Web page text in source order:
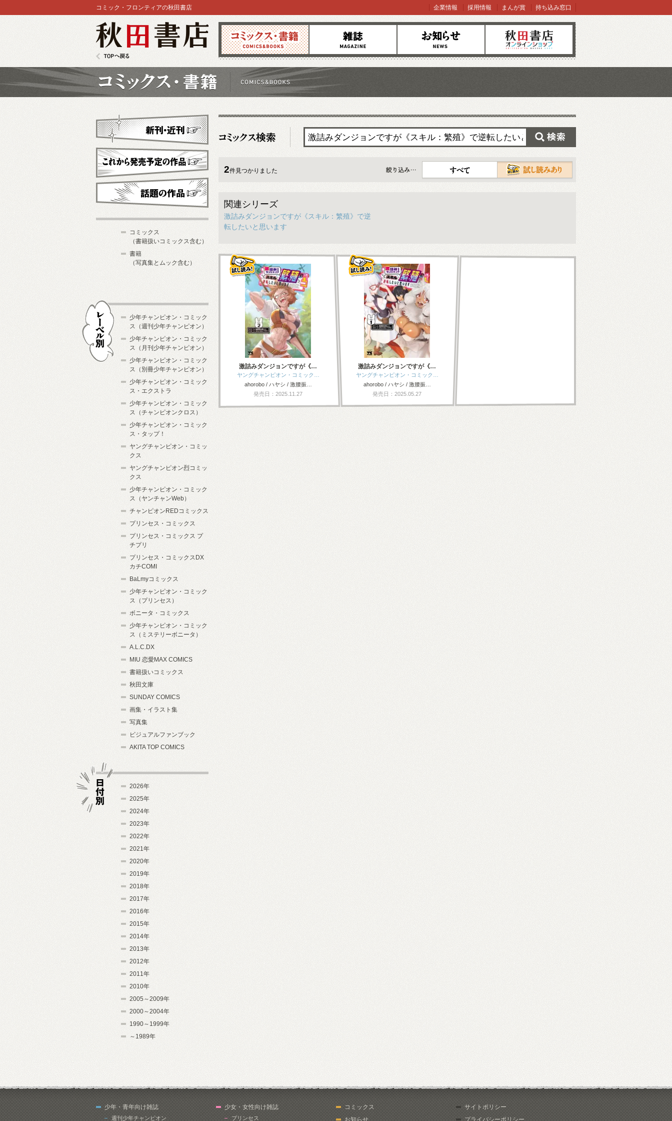
コミックス 雑誌 お知らせ オンラインショップ
コミック・フロンティアの秋田書店 企業情報 採用情報 まんが賞 持ち込み窓口
2件見つかりました
すべて
関連シリーズ
激詰みダンジョンですが《スキル：繁殖》で逆
転したいと思います
激詰みダンジョンですが《…
ヤングチャンピオン・コミック…
ahorobo / ハヤシ / 激腰振…
発売日：2025.11.27
激詰みダンジョンですが《…
ヤングチャンピオン・コミック…
ahorobo / ハヤシ / 激腰振…
発売日：2025.05.27
新刊・近刊
これから発売予定
コミックス
（書籍扱いコミックス含む）
書籍
（写真集とムック含む）
少年チャンピオン・コミック
ス（週刊少年チャンピオン）
少年チャンピオン・コミック
ス（月刊少年チャンピオン）
少年チャンピオン・コミック
ス（別冊少年チャンピオン）
少年チャンピオン・コミック
ス・エクストラ
少年チャンピオン・コミック
ス（チャンピオンクロス）
少年チャンピオン・コミック
ス・タップ！
ヤングチャンピオン・コミッ
クス
ヤングチャンピオン烈コミッ
クス
少年チャンピオン・コミック
ス（ヤンチャンWeb）
チャンピオンREDコミックス
プリンセス・コミックス
プリンセス・コミックス プ
チプリ
プリンセス・コミックスDX
カチCOMI
BaLmyコミックス
少年チャンピオン・コミック
ス（プリンセス）
ボニータ・コミックス
少年チャンピオン・コミック
ス（ミステリーボニータ）
A.L.C.DX
MIU 恋愛MAX COMICS
書籍扱いコミックス
秋田文庫
SUNDAY COMICS
画集・イラスト集
写真集
ビジュアルファンブック
AKITA TOP COMICS
2026年
2025年
2024年
2023年
2022年
2021年
2020年
2019年
2018年
2017年
2016年
2015年
2014年
2013年
2012年
2011年
2010年
2005～2009年
2000～2004年
1990～1999年
～1989年
少年・青年向け雑誌
週刊少年チャンピオン
少女・女性向け雑誌
プリンセス
コミックス
お知らせ
サイトポリシー
プライバシーポリシー